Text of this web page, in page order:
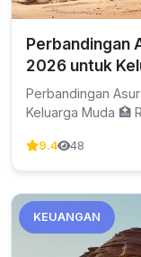
Perbandingan
2026 untuk
Perbandingan
Keluarga Muda 🏥
9.4 48
KEUANGAN